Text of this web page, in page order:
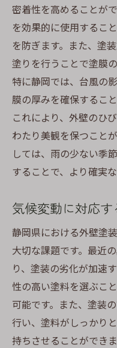
密着性を高めることが
を効果的に使用するこ
を防ぎます。また、塗
塗りを行うことで塗膜
特に静岡では、台風の
膜の厚みを確保するこ
これにより、外壁のひ
わたり美観を保つこと
しては、雨の少ない季
することで、より確実
気候変動に対応
静岡県における外壁塗
大切な課題です。最近
り、塗装の劣化が加速
性の高い塗料を選ぶこ
可能です。また、塗装
行い、塗料がしっかり
持ちさせることができ